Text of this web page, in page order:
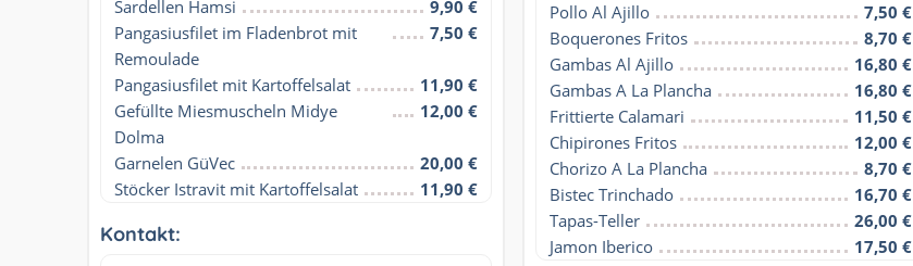
Sardellen Hamsi
9,90 €
Pangasiusfilet im Fladenbrot mit
Remoulade
7,50 €
Pangasiusfilet mit Kartoffelsalat
11,90 €
Gefüllte Miesmuscheln Midye
Dolma
12,00 €
Garnelen GüVec
20,00 €
Stöcker Istravit mit Kartoffelsalat
11,90 €
Kontakt:
Pollo Al Ajillo
7,50 €
Boquerones Fritos
8,70 €
Gambas Al Ajillo
16,80 €
Gambas A La Plancha
16,80 €
Frittierte Calamari
11,50 €
Chipirones Fritos
12,00 €
Chorizo A La Plancha
8,70 €
Bistec Trinchado
16,70 €
Tapas-Teller
26,00 €
Jamon Iberico
17,50 €